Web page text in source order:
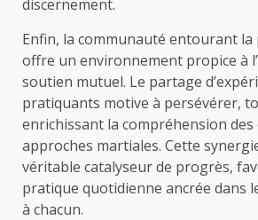
discernement.
Enfin, la communauté entourant
offre un environnement propice à
soutien mutuel. Le partage
pratiquants motive à persévérer,
enrichissant la compréhension
approches martiales. Cette
véritable catalyseur de progrès,
pratique quotidienne ancrée dans
à chacun.